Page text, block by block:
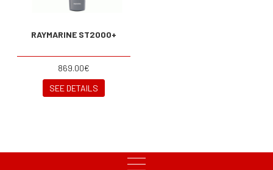
RAYMARINE ST2000+
869.00€
SEE DETAILS